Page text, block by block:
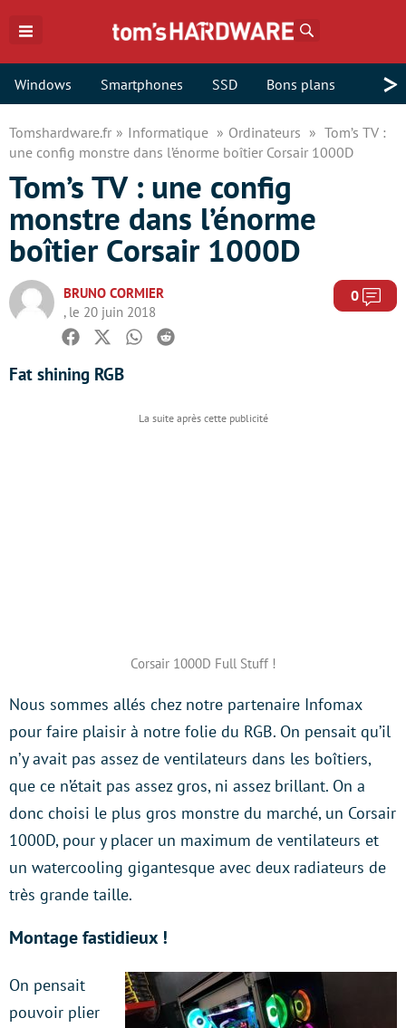
Windows Smartphones SSD Bons plans >
Tomshardware.fr Informatique Ordinateurs
Tom’s TV :
une config monstre dans l’énorme boîtier Corsair 1000D
Tom’s TV : une config
monstre dans l’énorme
boîtier Corsair 1000D
BRUNO CORMIER
, le 20 juin 2018
0
Facebook
TwitterWhatsapp
Reddit
Fat shining RGB
Corsair 1000D Full Stuff !
Nous sommes allés chez notre partenaire Infomax
pour faire plaisir à notre folie du RGB. On pensait qu’il
n’y avait pas assez de ventilateurs dans les boîtiers,
que ce n’était pas assez gros, ni assez brillant. On a
donc choisi le plus gros monstre du marché, un Corsair
1000D, pour y placer un maximum de ventilateurs et
un watercooling gigantesque avec deux radiateurs de
très grande taille.
Montage fastidieux !
On pensait
pouvoir plier